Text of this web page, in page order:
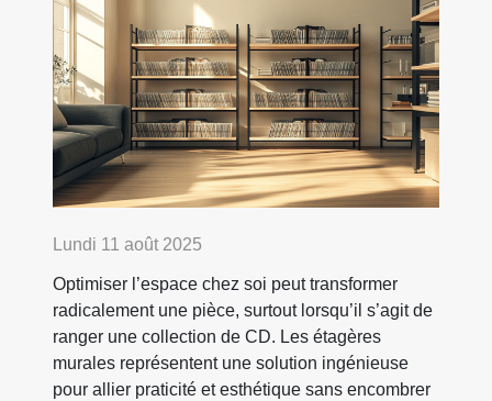
Lundi 11 août 2025
Optimiser l’espace chez soi peut transformer
radicalement une pièce, surtout lorsqu’il s’agit de
ranger une collection de CD. Les étagères
murales représentent une solution ingénieuse
pour allier praticité et esthétique sans encombrer